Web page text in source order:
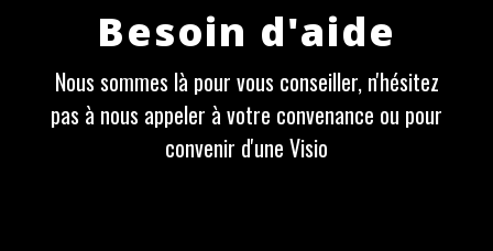
Besoin d'aide
Nous sommes là pour vous conseiller, n'hésitez
pas à nous appeler à votre convenance ou pour
convenir d'une Visio